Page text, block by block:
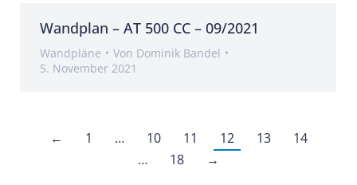
Wandplan – AT 500 CC – 09/2021
Wandpläne Von Dominik Bandel
5. November 2021
← 1 … 10 11 12 13
14
…
18 →